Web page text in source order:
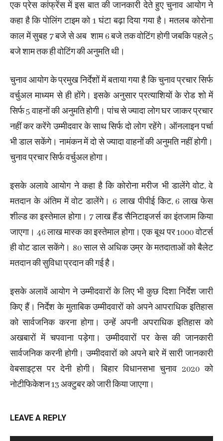
एक प्रेस कांफ्रेंस में इस बात की जानकारी देते हुए चुनाव आयोग ने
कहा है कि पोलिंग टाइम को 1 घंटा बढ़ा दिया गया है। मतलब कोरोना
काल में सुबह 7 बजे से अब शाम 6 बजे तक वोटिंग होगी जबकि पहले 5
बजे शाम तक ही वोटिंग की अनुमति थी।
चुनाव आयोग के प्रमुख निर्देशों में बताया गया है कि चुनाव प्रचार सिर्फ
वर्चुअल माध्यम से ही होंगे। इसके अनुसार प्रत्याशियों के रोड शो में
सिर्फ 5 वाहनों की अनुमति होगी। पांच से ज्यादा लोग घर जाकर प्रचार
नहीं कर करेंगे उम्मीदवार के साथ सिर्फ दो लोग रहेंगे। ऑनलाइन पर्चा
भी डाल सकेंगे। नामंकन में दो से ज्यादा वाहनों की अनुमति नहीं होगी।
चुनाव प्रचार सिर्फ वर्चुअल होगा।
इसके अलावे आयोग ने कहा है कि कोरोना मरीज भी डालेंगे वोट, वे
मतदान के अंतिम में वोट डालेंगे। 6 लाख पीपीई किट, 6 लाख फेस
शील्ड का इस्तेमाल होगा। 7 लाख हैंड सैनिटाइजर्स का इंतजाम किया
जाएगा। 46 लाख मास्क का इस्तेमाल होगा। एक बूथ पर 1000 वोटर्स
ही वोट डाल सकेंगे। 80 साल से अधिक उम्र के मतदाताओं को बैलेट
मतदान की सुविधा प्रदान की गई है।
इसके अलावें आयोग ने उम्मीदवारों के लिए भी कुछ दिशा निर्देश जारी
किए हैं। निर्देश के मुताबिक उम्मीदवारों को अपने आपराधिक इतिहास
को सार्वजनिक करना होगा। उन्हें अपनी अपराधिक इतिहास को
अखबारों में चपवाना पड़ेगा। उम्मीदवारों पर केस की जानकारी
सार्वजनिक करनी होगी। उम्मीदवारों को अपने बारे में सारी जानकारी
वेबसाइट्स पर देनी होगी। बिहार विधानसभा चुनाव 2020 को
नोटीफिकेशन 13 अक्टुबर को जारी किया जाएगा।
LEAVE A REPLY